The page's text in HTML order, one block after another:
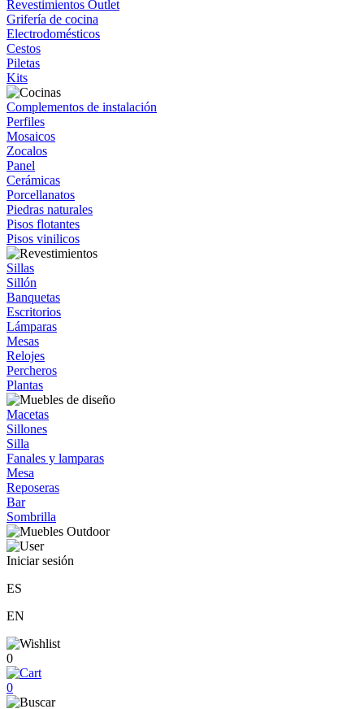
Revestimientos Outlet
Grifería de cocina
Electrodomésticos
Cestos
Piletas
Kits
Complementos de instalación
Perfiles
Mosaicos
Zocalos
Panel
Cerámicas
Porcellanatos
Piedras naturales
Pisos flotantes
Pisos vinilicos
Sillas
Sillón
Banquetas
Escritorios
Lámparas
Mesas
Relojes
Percheros
Plantas
Macetas
Sillones
Silla
Fanales y lamparas
Mesa
Reposeras
Bar
Sombrilla
Iniciar sesión
ES
EN
0
0